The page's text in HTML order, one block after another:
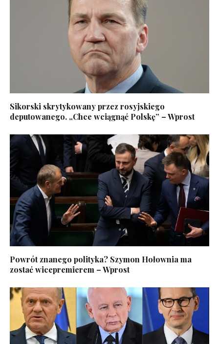
Sikorski skrytykowany przez rosyjskiego
deputowanego. „Chce wciągnąć Polskę” – Wprost
Powrót znanego polityka? Szymon Hołownia ma
zostać wicepremierem – Wprost